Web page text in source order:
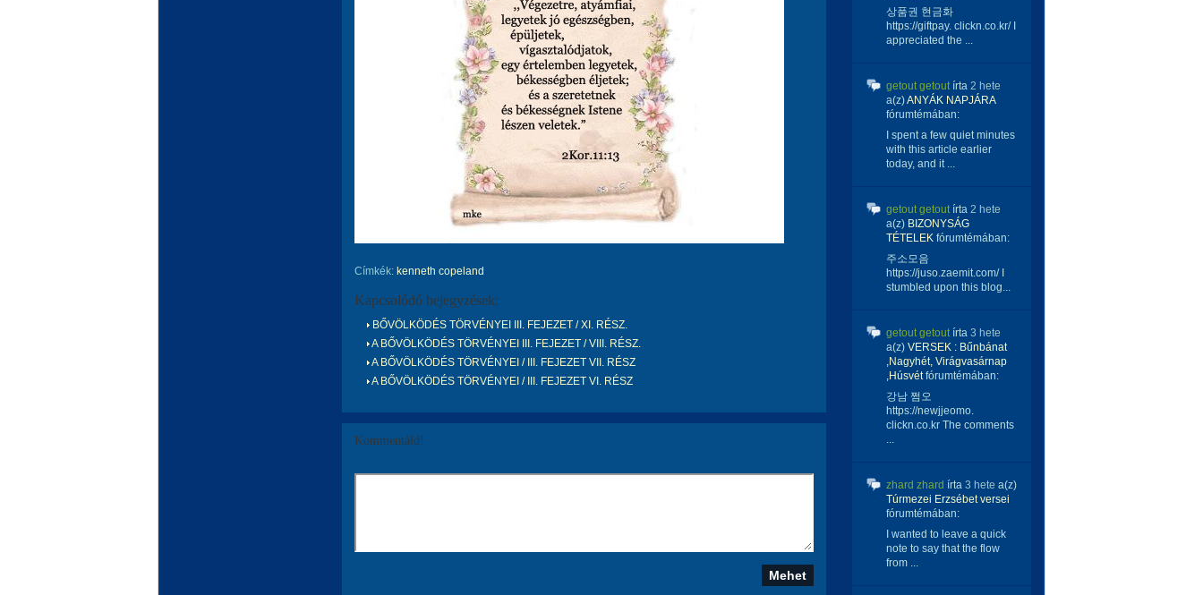
Címkék: kenneth copeland
Kapcsolódó bejegyzések:
BŐVÖLKÖDÉS TÖRVÉNYEI III. FEJEZET / XI. RÉSZ.
A BŐVÖLKÖDÉS TÖRVÉNYEI III. FEJEZET / VIII. RÉSZ.
A BŐVÖLKÖDÉS TÖRVÉNYEI / III. FEJEZET VII. RÉSZ
A BŐVÖLKÖDÉS TÖRVÉNYEI / III. FEJEZET VI. RÉSZ
Kommentáld!
상품권 현금화
https://giftpay. clickn.co.kr/ I
appreciated the ...
getout getoutírta 2 hete
a(z)ANYÁK NAPJÁRA
fórumtémában:
I spent a few quiet minutes
with this article earlier
today, and it ...
getout getoutírta 2 hete
a(z) BIZONYSÁG
TÉTELEK fórumtémában:
주소모음
https://juso.zaemit.com/ I
stumbled upon this blog...
getout getoutírta 3 hete
a(z) VERSEK : Bűnbánat
,Nagyhét, Virágvasárnap
,Húsvétfórumtémában:
강남 쩜오
https://newjjeomo.
clickn.co.kr The comments
...
zhard zhard írta 3 hete a(z)
Túrmezei Erzsébet versei
fórumtémában:
I wanted to leave a quick
note to say that the flow
from ...